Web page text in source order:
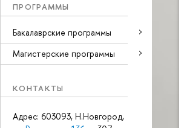
ПРОГРАММЫ
Бакалаврские программы
Магистерские программы
КОНТАКТЫ
Адрес: 603093, Н.Новгород,